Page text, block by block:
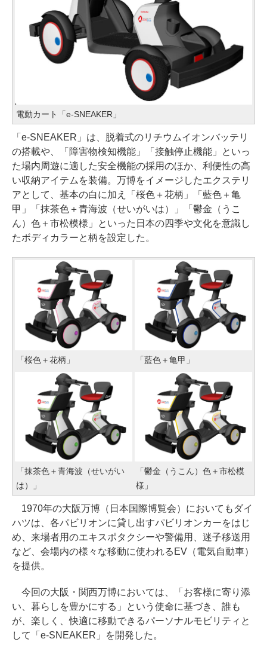
電動カート「e-SNEAKER」
「e-SNEAKER」は、脱着式のリチウムイオンバッテリ
の搭載や、「障害物検知機能」「接触停止機能」といっ
た場内周遊に適した安全機能の採用のほか、利便性の高
い収納アイテムを装備。万博をイメージしたエクステリ
アとして、基本の白に加え「桜色＋花柄」「藍色＋亀
甲」「抹茶色＋青海波（せいがいは）」「鬱金（うこ
ん）色＋市松模様」といった日本の四季や文化を意識し
たボディカラーと柄を設定した。
「桜色＋花柄」 「藍色＋亀甲」
「抹茶色＋青海波（せいがい
は）」
「鬱金（うこん）色＋市松模
様」
1970年の大阪万博（日本国際博覧会）においてもダイ
ハツは、各パビリオンに貸し出すパビリオンカーをはじ
め、来場者用のエキスポタクシーや警備用、迷子移送用
など、会場内の様々な移動に使われるEV（電気自動車）
を提供。
今回の大阪・関西万博においては、「お客様に寄り添
い、暮らしを豊かにする」という使命に基づき、誰も
が、楽しく、快適に移動できるパーソナルモビリティと
して「e-SNEAKER」を開発した。